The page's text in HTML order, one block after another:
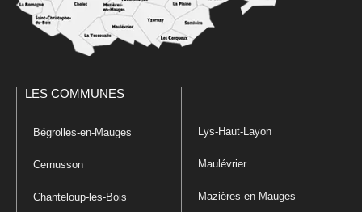
LES COMMUNES
Bégrolles-en-Mauges
Cernusson
Chanteloup-les-Bois
Lys-Haut-Layon
Maulévrier
Mazières-en-Mauges